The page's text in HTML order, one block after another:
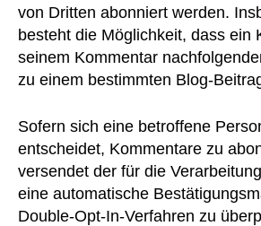
von Dritten abonniert werden.
besteht die Möglichkeit, dass ein
seinem Kommentar
zu einem bestimmten Blog-
Sofern sich eine betroffene
entscheidet, Kommentare zu
versendet der für die
eine automatische
Double-Opt-In-Verfahren zu